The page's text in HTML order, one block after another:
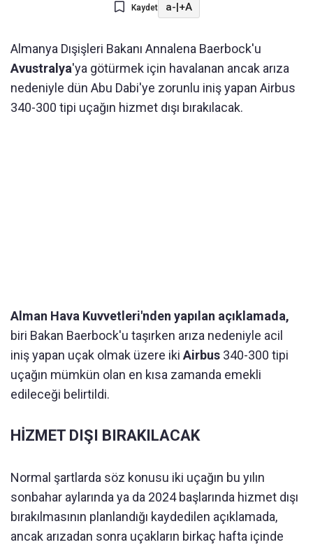
Kaydet a-|+A
Almanya Dışişleri Bakanı Annalena Baerbock'u
Avustralya'ya götürmek için havalanan ancak arıza
nedeniyle dün Abu Dabi'ye zorunlu iniş yapan Airbus
340-300 tipi uçağın hizmet dışı bırakılacak.
Alman Hava Kuvvetleri'nden yapılan açıklamada,
biri Bakan Baerbock'u taşırken arıza nedeniyle acil
iniş yapan uçak olmak üzere iki Airbus 340-300 tipi
uçağın mümkün olan en kısa zamanda emekli
edileceği belirtildi.
HİZMET DIŞI BIRAKILACAK
Normal şartlarda söz konusu iki uçağın bu yılın
sonbahar aylarında ya da 2024 başlarında hizmet dışı
bırakılmasının planlandığı kaydedilen açıklamada,
ancak arızadan sonra uçakların birkaç hafta içinde